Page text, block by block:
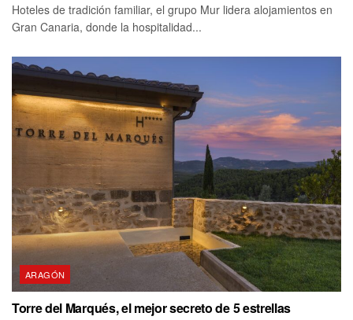
Hoteles de tradición familiar, el grupo Mur lidera alojamientos en
Gran Canaria, donde la hospitalidad...
ARAGÓN
Torre del Marqués, el mejor secreto de 5 estrellas